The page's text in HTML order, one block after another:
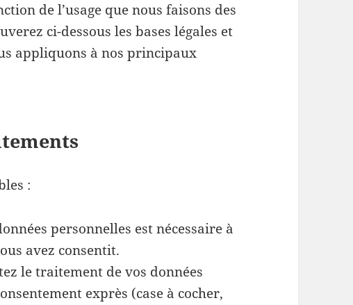
de l’usage que nous faisons des
ci-dessous les bases légales et
appliquons à nos principaux
:
personnelles est nécessaire à
avez consentit.
le traitement de vos données
exprès (case à cocher,